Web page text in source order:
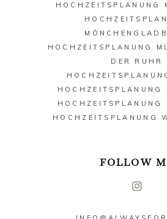
HOCHZEITSPLANUNG
HOCHZEITSPLANUNG
DER RUHR
HOCHZEITSPLANUNG
HOCHZEITSPLANUNG
HOCHZEITSPLANUNG
FOLLOW